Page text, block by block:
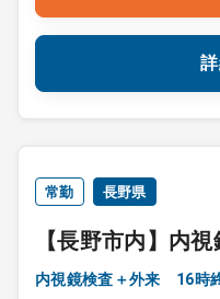
常勤 長野県
【長野市内】内
内視鏡検査＋外来 16時